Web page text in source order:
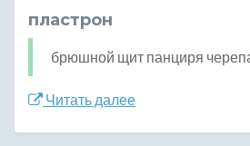
пластрон
брюшной щит панциря
Читать далее